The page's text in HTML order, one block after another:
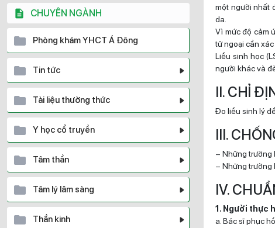
CHUYÊN NGÀNH
Phòng khám YHCT Á Đông
Tin tức
Tài liệu thường thức
Y học cổ truyền
Tâm thần
Tâm lý lâm sàng
Thần kinh
một người nhất
da.
Vì mức độ cảm
tử ngoại cần
Liều sinh học
người khác và
II. CHỈ
Đo liều sinh lý
III.
– Những trường
– Những trường
IV.
1. Người thực
a. Bác sĩ phục